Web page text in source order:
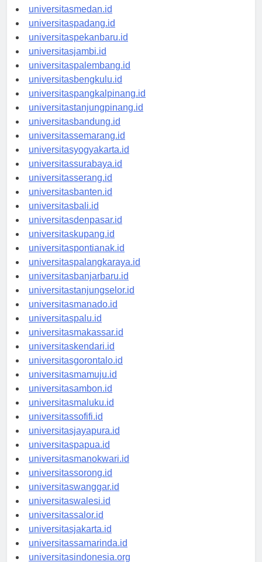
universitasaceh.id
universitasmedan.id
universitaspadang.id
universitaspekanbaru.id
universitasjambi.id
universitaspalembang.id
universitasbengkulu.id
universitaspangkalpinang.id
universitastanjungpinang.id
universitasbandung.id
universitassemarang.id
universitasyogyakarta.id
universitassurabaya.id
universitasserang.id
universitasbanten.id
universitasbali.id
universitasdenpasar.id
universitaskupang.id
universitaspontianak.id
universitaspalangkaraya.id
universitasbanjarbaru.id
universitastanjungselor.id
universitasmanado.id
universitaspalu.id
universitasmakassar.id
universitaskendari.id
universitasgorontalo.id
universitasmamuju.id
universitasambon.id
universitasmaluku.id
universitassofifi.id
universitasjayapura.id
universitaspapua.id
universitasmanokwari.id
universitassorong.id
universitaswanggar.id
universitaswalesi.id
universitassalor.id
universitasjakarta.id
universitassamarinda.id